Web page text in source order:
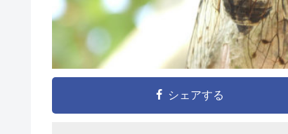
シェアする